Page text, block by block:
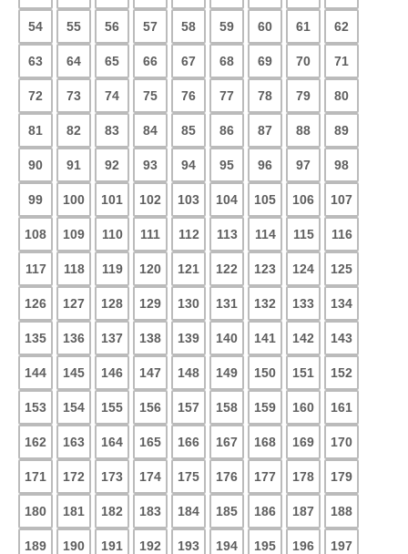
54 55 56 57 58 59 60 61 62
63 64 65 66 67 68 69 70 71
72 73 74 75 76 77 78 79 80
81 82 83 84 85 86 87 88 89
90 91 92 93 94 95 96 97 98
99 100 101 102 103 104 105 106 107
108 109 110 111 112 113 114 115 116
117 118 119 120 121 122 123 124 125
126 127 128 129 130 131 132 133 134
135 136 137 138 139 140 141 142 143
144 145 146 147 148 149 150 151 152
153 154 155 156 157 158 159 160 161
162 163 164 165 166 167 168 169 170
171 172 173 174 175 176 177 178 179
180 181 182 183 184 185 186 187 188
189 190 191 192 193 194 195 196 197